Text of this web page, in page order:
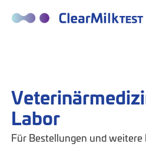
Labor
Für Bestellungen und weitere